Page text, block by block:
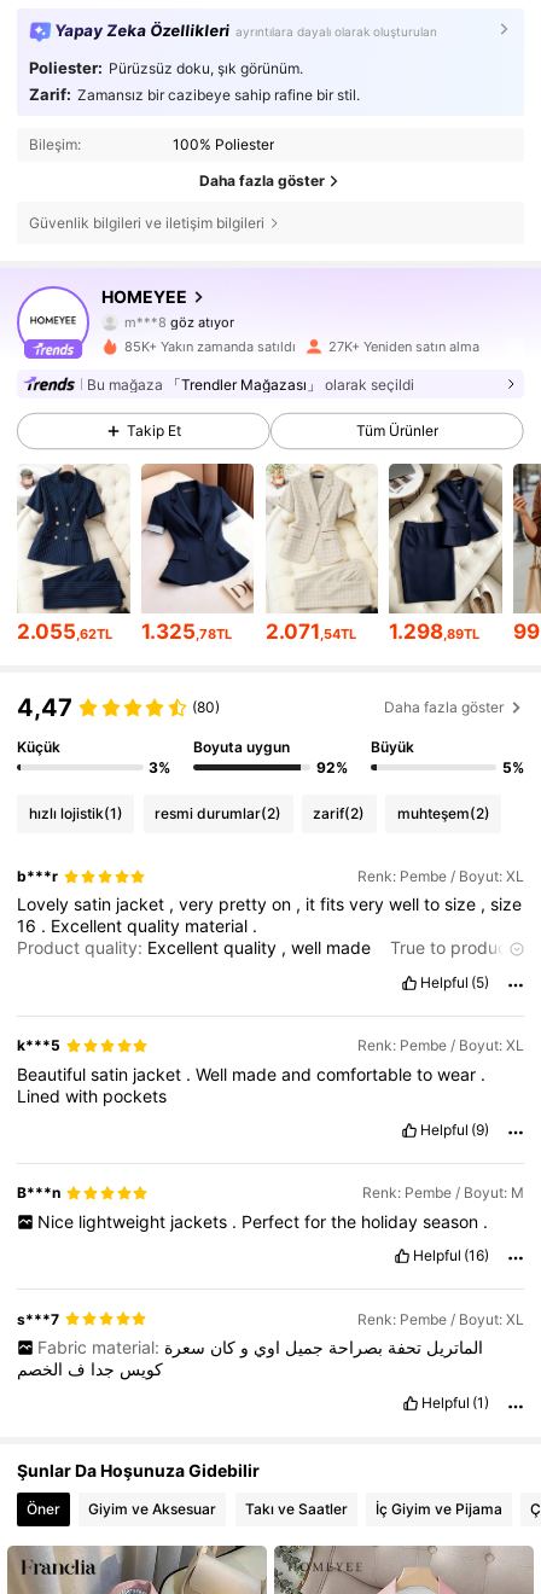
Yapay Zeka Özellikleri ayrıntılara dayalı olarak oluşturulan
Poliester: Pürüzsüz doku, şık görünüm.
Zarif: Zamansız bir cazibeye sahip rafine bir stil.
Bileşim: 100% Poliester
Daha fazla göster
Güvenlik bilgileri ve iletişim bilgileri
HOMEYEE
m***8 göz atıyor
4,79
101K Takipçiler
4,79 101K Takipçiler
4,79 101K Takipçiler
4,79 101K Takipçiler
4,79 101K Takipçiler
4,79 101K Takipçiler
4,79 101K Takipçiler
4,79 101K Takipçiler
4,79
85K+ Yakın zamanda satıldı 27K+ Yeniden satın alma
Bu mağaza 「Trendler Mağazası」 olarak seçildi
Takip Et Tüm Ürünler
2.055 ,62TL 1.325 ,78TL 2.071 ,54TL 1.298 ,89TL
4,47 (80) Daha fazla göster
Küçük
3%
Boyuta uygun
92%
Büyük
5%
hızlı lojistik(1) resmi durumlar(2) zarif(2) muhteşem(2)
b***r Renk: Pembe / Boyut: XL
Lovelysatin jacket ,very prettyon , itfitsverywelltosize ,size
16 . Excellentquality material .
Product quality: Excellentquality ,well made
True to product
perfectly to size
-size16
Helpful (5)
k***5 Renk: Pembe / Boyut: XL
Beautifulsatin jacket .Well madeandcomfortabletowear .
Linedwith pockets
Helpful (9)
B***n Renk: Pembe / Boyut: M
Nice lightweight jackets . Perfect for the holiday season .
Helpful (16)
s***7 Renk: Pembe / Boyut: XL
Fabric material: الماتريلتحفة بصراحة جميل اوي وكان سعرة
كويس جدا ف الخصم
Helpful (1)
Şunlar Da Hoşunuza Gidebilir
Öner Giyim ve Aksesuar Takı ve Saatler İç Giyim ve Pijama